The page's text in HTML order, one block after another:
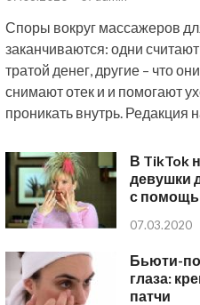
Споры вокруг массажеров
заканчиваются: одни
тратой денег, другие – что
снимают отек и и помогают
проникать внутрь. Редакция
В TikTok
девушки
с
07.03.2020
Бьюти-
глаза:
патчи